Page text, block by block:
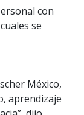
con
se
México,
aprendizaje